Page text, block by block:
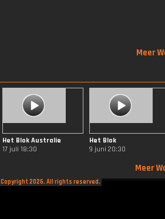
Meer
Het Blok Australie
17 juli 18:30
Het Blok
9 juni 20:30
Meer
Copyright 2026. All rights reserved.